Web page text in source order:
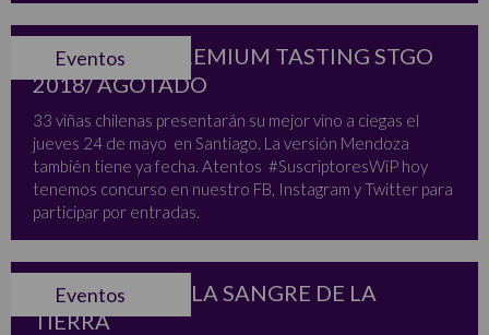
Eventos
24 DE MAYO PREMIUM TASTING STGO
2018/ AGOTADO
33 viñas chilenas presentarán su mejor vino a ciegas el
jueves 24 de mayo en Santiago. La versión Mendoza
también tiene ya fecha. Atentos #SuscriptoresWiP hoy
tenemos concurso en nuestro FB, Instagram y Twitter para
participar por entradas.
Eventos
EXTRA -EXTRA LA SANGRE DE LA
TIERRA